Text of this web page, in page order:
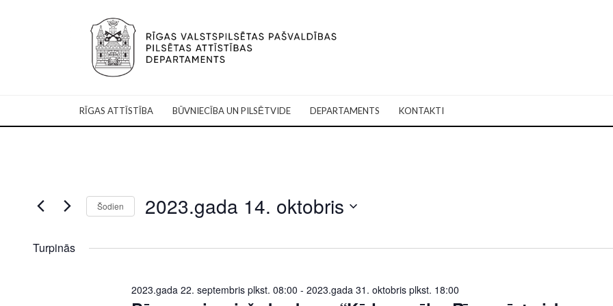
RĪGAS ATTĪSTĪBA BŪVNIECĪBA UN PILSĒTVIDE DEPARTAMENTS KONTAKTI
Šodien 2023.gada 14. oktobris
Turpinās
2023.gada 22. septembris plkst. 08:00 - 2023.gada 31. oktobris plkst. 18:00